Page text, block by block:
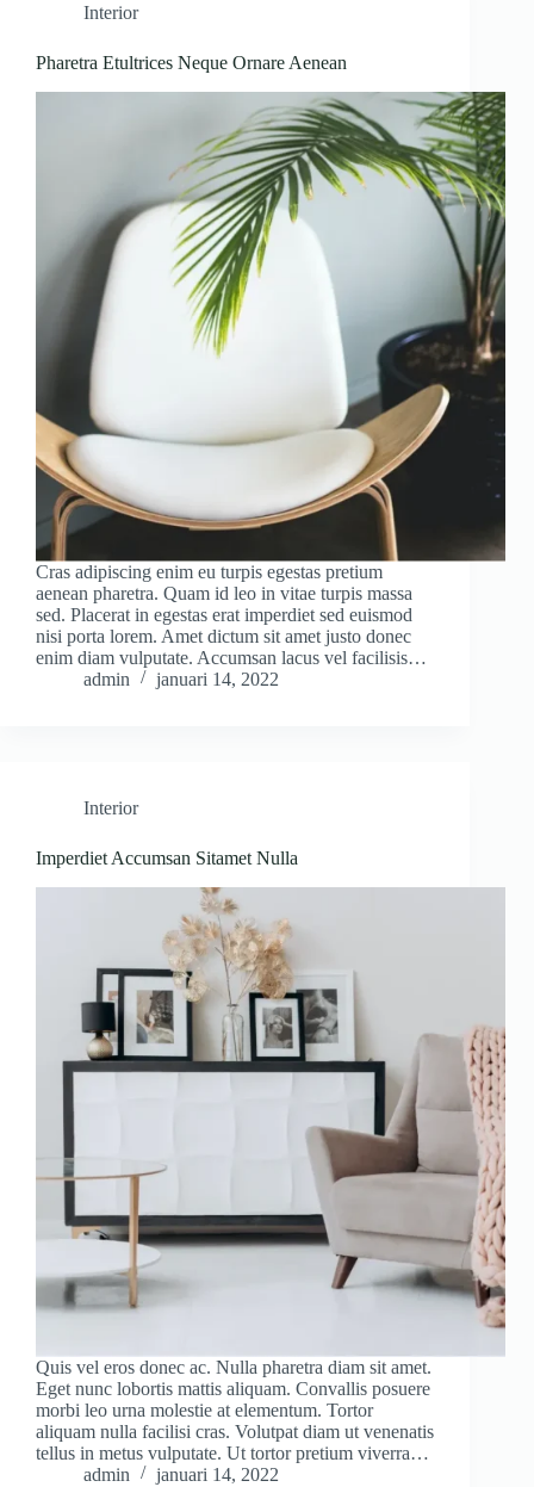
Interior
Pharetra Etultrices Neque Ornare Aenean
Cras adipiscing enim eu turpis egestas pretium
aenean pharetra. Quam id leo in vitae turpis massa
sed. Placerat in egestas erat imperdiet sed euismod
nisi porta lorem. Amet dictum sit amet justo donec
enim diam vulputate. Accumsan lacus vel facilisis…
admin
januari 14, 2022
Interior
Imperdiet Accumsan Sitamet Nulla
Quis vel eros donec ac. Nulla pharetra diam sit amet.
Eget nunc lobortis mattis aliquam. Convallis posuere
morbi leo urna molestie at elementum. Tortor
aliquam nulla facilisi cras. Volutpat diam ut venenatis
tellus in metus vulputate. Ut tortor pretium viverra…
admin
januari 14, 2022